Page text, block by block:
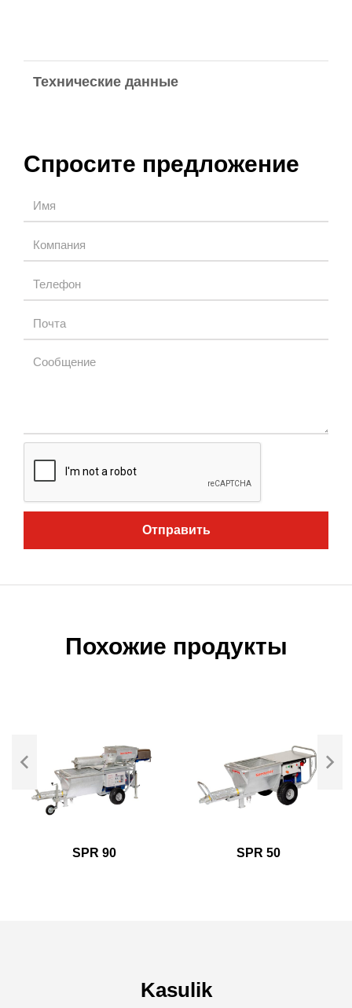
Технические данные
Спросите предложение
Отправить
Похожие продукты
SPR 90 SPR 50
Kasulik